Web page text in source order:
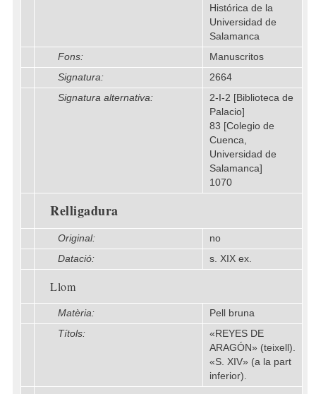
Histórica de la
Universidad de
Salamanca
Fons:
Manuscritos
Signatura:
2664
Signatura alternativa:
2-I-2 [Biblioteca de
Palacio]
83 [Colegio de
Cuenca,
Universidad de
Salamanca]
1070
Relligadura
Original:
no
Datació:
s. XIX ex.
Llom
Matèria:
Pell bruna
Títols:
«REYES DE
ARAGÓN» (teixell).
«S. XIV» (a la part
inferior).